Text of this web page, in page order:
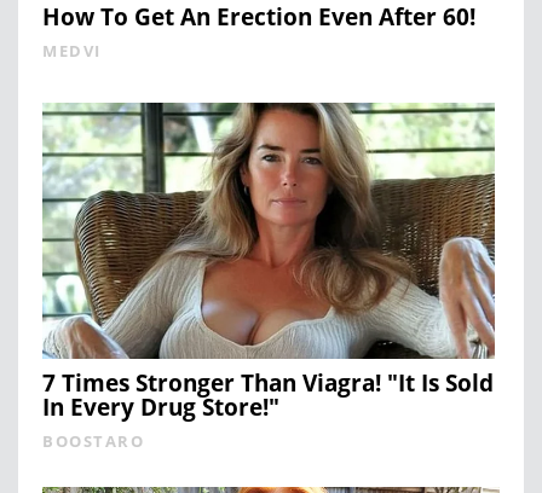
How To Get An Erection Even After 60!
MEDVI
7 Times Stronger Than Viagra! "It Is Sold
In Every Drug Store!"
BOOSTARO